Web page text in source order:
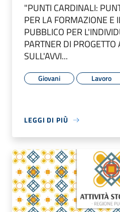
"PUNTI CARDINALI:
PER LA FORMAZIONE E
PUBBLICO PER
PARTNER DI PROGETTO
SULL'AVVI...
Giovani Lavoro
LEGGI DI PIÙ